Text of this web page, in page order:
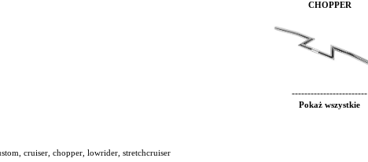
CHOPPER
------------------------
Pokaż wszystkie
cruiser, chopper, lowrider, stretchcruiser